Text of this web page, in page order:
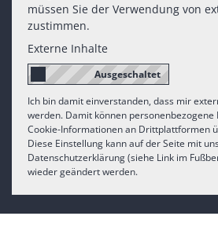
müssen Sie der Verwendung von
zustimmen.
Externe Inhalte
Ich bin damit einverstanden, dass mir
werden. Damit können personenbezogene
Cookie-Informationen an Drittplattformen
Diese Einstellung kann auf der Seite mit
Datenschutzerklärung (siehe Link im
wieder geändert werden.